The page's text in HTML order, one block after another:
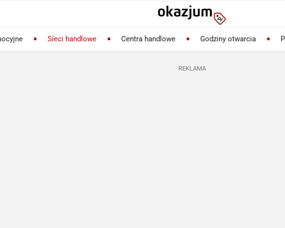
Sieci handlowe Centra handlowe Godziny otwarcia
REKLAMA